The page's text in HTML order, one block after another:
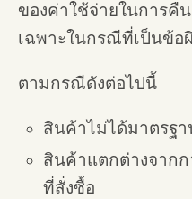
ของค่าใช้จ่ายในการคื
เฉพาะในกรณีที่เป็นข้อ
ตามกรณีดังต่อไปนี้
สินค้าไม่ได้มาตรฐา
สินค้าแตกต่างจากก
ที่สั่งซื้อ